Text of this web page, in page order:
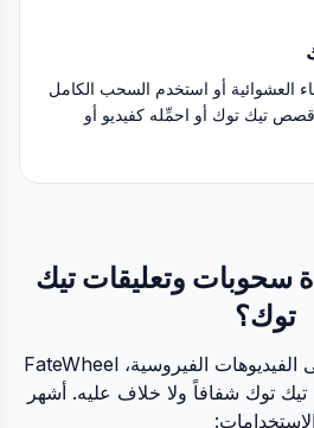
العشوائية أو استخدم السحب الكامل
تيك توك أو احمِّله كفيديو أو
سحوبات وتعليقات تيك
توك؟
من الاحتفال بالمتابعين إلى الفيديوهات الفيروسية، FateWheel
تيك توك شفافاً ولا خلاف عليه. أشهر
الاستخدامات: